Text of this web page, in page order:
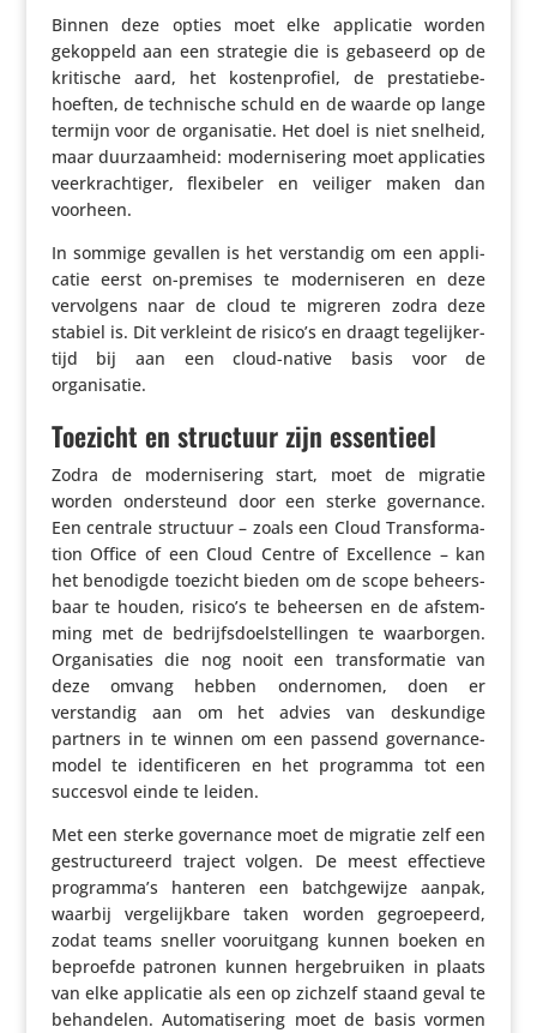
Binnen deze opties moet elke appli­catie worden
gekoppeld aan een strategie die is gebaseerd op de
kritische aard, het kosten­pro­fiel, de pres­ta­tie­be­
hoeften, de tech­ni­sche schuld en de waarde op lange
termijn voor de orga­ni­satie. Het doel is niet snelheid,
maar duur­zaam­heid: moder­ni­se­ring moet appli­ca­ties
veer­krach­tiger, flexi­beler en veiliger maken dan
voorheen.
In sommige gevallen is het verstandig om een appli­
catie eerst on-premises te moder­ni­seren en deze
vervol­gens naar de cloud te migreren zodra deze
stabiel is. Dit verkleint de risico’s en draagt tege­lij­ker­
tijd bij aan een cloud-native basis voor de
organisatie.
Toezicht en structuur zijn essentieel
Zodra de moder­ni­se­ring start, moet de migratie
worden onder­steund door een sterke gover­nance.
Een centrale structuur – zoals een Cloud Trans­for­ma­
tion Office of een Cloud Centre of Excel­lence – kan
het benodigde toezicht bieden om de scope beheers­
baar te houden, risico’s te beheersen en de afstem­
ming met de bedrijfs­doel­stel­lingen te waar­borgen.
Orga­ni­sa­ties die nog nooit een trans­for­matie van
deze omvang hebben onder­nomen, doen er
verstandig aan om het advies van deskun­dige
partners in te winnen om een passend gover­nance-
model te iden­ti­fi­ceren en het programma tot een
succesvol einde te leiden.
Met een sterke gover­nance moet de migratie zelf een
gestruc­tu­reerd traject volgen. De meest effec­tieve
programma’s hanteren een batch­ge­wijze aanpak,
waarbij verge­lijk­bare taken worden gegroe­peerd,
zodat teams sneller voor­uit­gang kunnen boeken en
beproefde patronen kunnen herge­bruiken in plaats
van elke appli­catie als een op zichzelf staand geval te
behan­delen. Auto­ma­ti­se­ring moet de basis vormen